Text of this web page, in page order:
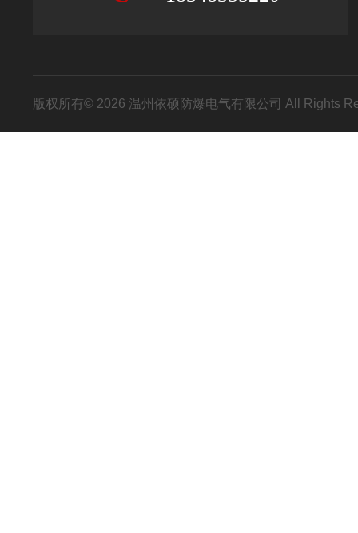
版权所有© 2026 温州依硕防爆电气有限公司 All Rights